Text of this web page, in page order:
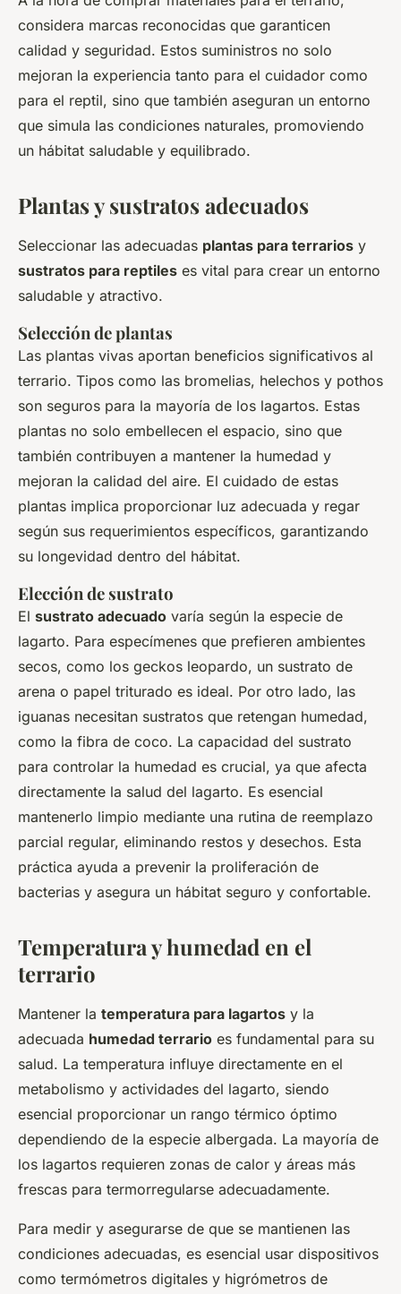
considera marcas reconocidas que garanticen
calidad y seguridad. Estos suministros no solo
mejoran la experiencia tanto para el cuidador como
para el reptil, sino que también aseguran un entorno
que simula las condiciones naturales, promoviendo
un hábitat saludable y equilibrado.
Plantas y sustratos adecuados
Seleccionar las adecuadas plantas para terrarios y
sustratos para reptiles es vital para crear un entorno
saludable y atractivo.
Selección de plantas
Las plantas vivas aportan beneficios significativos al
terrario. Tipos como las bromelias, helechos y pothos
son seguros para la mayoría de los lagartos. Estas
plantas no solo embellecen el espacio, sino que
también contribuyen a mantener la humedad y
mejoran la calidad del aire. El cuidado de estas
plantas implica proporcionar luz adecuada y regar
según sus requerimientos específicos, garantizando
su longevidad dentro del hábitat.
Elección de sustrato
El sustrato adecuado varía según la especie de
lagarto. Para especímenes que prefieren ambientes
secos, como los geckos leopardo, un sustrato de
arena o papel triturado es ideal. Por otro lado, las
iguanas necesitan sustratos que retengan humedad,
como la fibra de coco. La capacidad del sustrato
para controlar la humedad es crucial, ya que afecta
directamente la salud del lagarto. Es esencial
mantenerlo limpio mediante una rutina de reemplazo
parcial regular, eliminando restos y desechos. Esta
práctica ayuda a prevenir la proliferación de
bacterias y asegura un hábitat seguro y confortable.
Temperatura y humedad en el
terrario
Mantener la temperatura para lagartos y la
adecuada humedad terrario es fundamental para su
salud. La temperatura influye directamente en el
metabolismo y actividades del lagarto, siendo
esencial proporcionar un rango térmico óptimo
dependiendo de la especie albergada. La mayoría de
los lagartos requieren zonas de calor y áreas más
frescas para termorregularse adecuadamente.
Para medir y asegurarse de que se mantienen las
condiciones adecuadas, es esencial usar dispositivos
como termómetros digitales y higrómetros de